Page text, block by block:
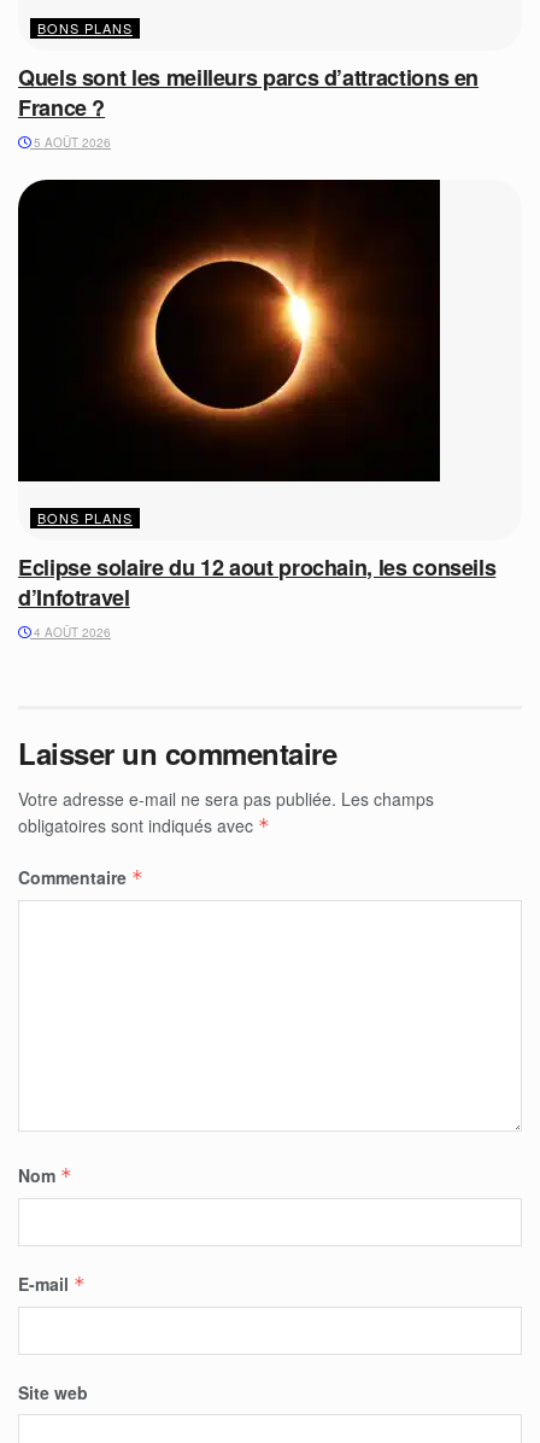
BONS PLANS
Quels sont les meilleurs parcs d’attractions en
France ?
5 AOÛT 2026
BONS PLANS
Eclipse solaire du 12 aout prochain, les conseils
d’Infotravel
4 AOÛT 2026
Laisser un commentaire
Votre adresse e-mail ne sera pas publiée. Les champs
obligatoires sont indiqués avec *
Commentaire *
Nom *
E-mail *
Site web